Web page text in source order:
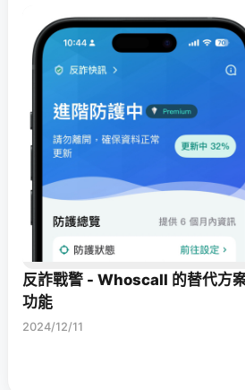
反詐戰警 - Whoscall 的替代方
功能
2024/12/11